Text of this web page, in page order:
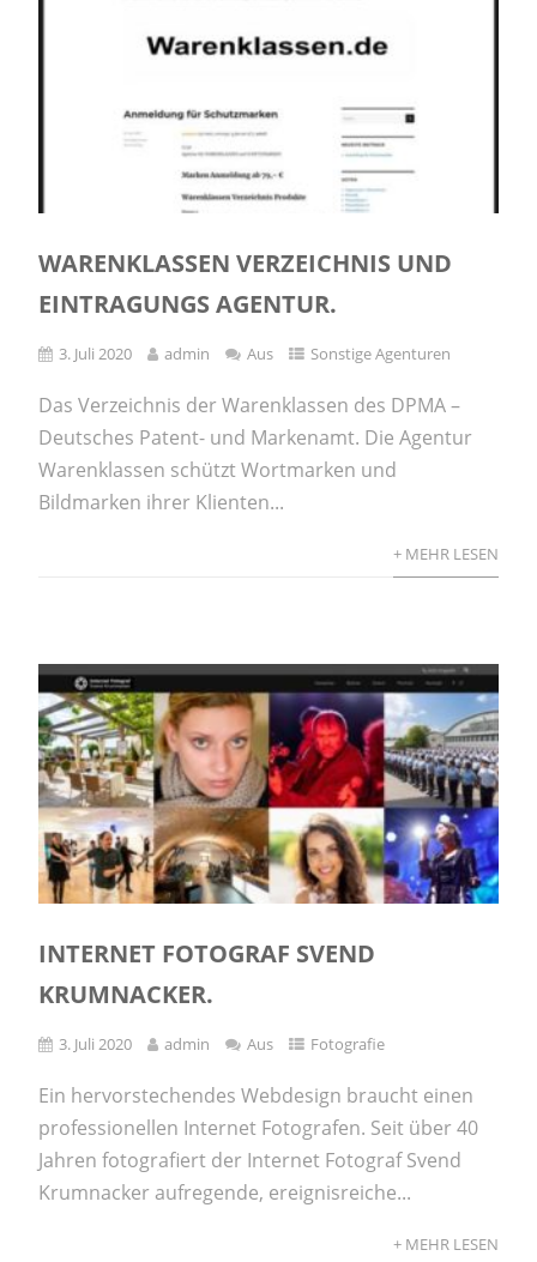
WARENKLASSEN VERZEICHNIS UND
EINTRAGUNGS AGENTUR.
3. Juli 2020 admin Aus Sonstige Agenturen
Das Verzeichnis der Warenklassen des DPMA –
Deutsches Patent- und Markenamt. Die Agentur
Warenklassen schützt Wortmarken und
Bildmarken ihrer Klienten...
+ MEHR LESEN
INTERNET FOTOGRAF SVEND
KRUMNACKER.
3. Juli 2020 admin Aus Fotografie
Ein hervorstechendes Webdesign braucht einen
professionellen Internet Fotografen. Seit über 40
Jahren fotografiert der Internet Fotograf Svend
Krumnacker aufregende, ereignisreiche...
+ MEHR LESEN